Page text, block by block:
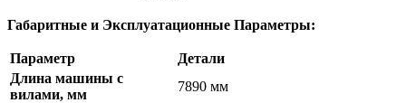
Габаритные и Эксплуатационные Параметры:
Параметр
Детали
Длина машины с
вилами, мм
7890 мм